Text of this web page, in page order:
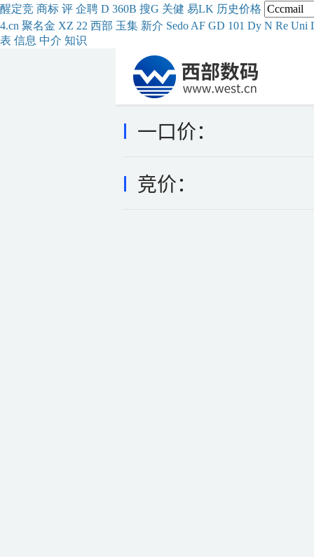
醒定竞 商标 评 企聘 D 360B 搜G 关健 易LK 历史价格
4.cn 聚名金 XZ 22 西部 玉集 新介 Sedo AF GD 101 Dy N Re Uni
表 信息 中介 知识